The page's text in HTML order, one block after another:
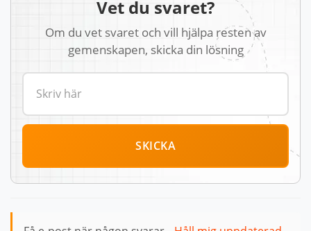
Vet du svaret?
Om du vet svaret och vill hjälpa resten av
gemenskapen, skicka din lösning
SKICKA